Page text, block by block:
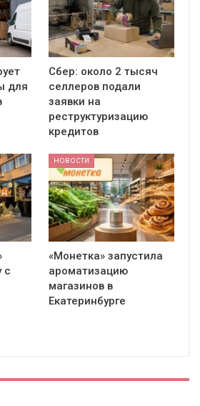
для
Сбер: около 2 тысяч
селлеров подали
заявки на
реструктуризацию
кредитов
с
НОВОСТИ
«Монетка» запустила
ароматизацию
магазинов в
Екатеринбурге